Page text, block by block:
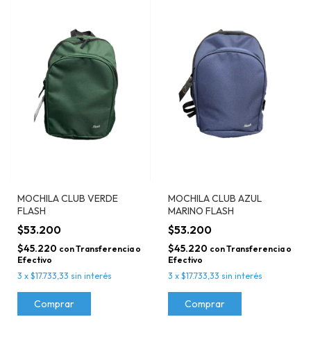
MOCHILA CLUB VERDE
FLASH
$53.200
$45.220 conTransferencia o
Efectivo
3 x $17.733,33 sin interés
MOCHILA CLUB AZUL
MARINO FLASH
$53.200
$45.220 conTransferencia o
Efectivo
3 x $17.733,33 sin interés